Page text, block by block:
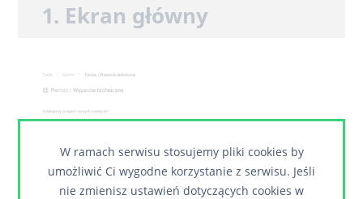
1. Ekran główny
W ramach serwisu stosujemy pliki cookies by
umożliwić Ci wygodne korzystanie z serwisu. Jeśli
nie zmienisz ustawień dotyczących cookies w